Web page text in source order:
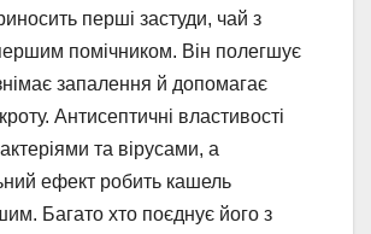
перші застуди, чай з
помічником. Він полегшує
запалення й допомагає
Антисептичні властивості
та вірусами, а
ефект робить кашель
Багато хто поєднує його з